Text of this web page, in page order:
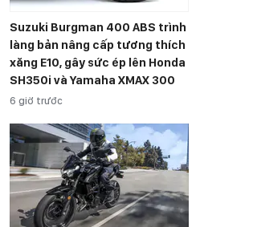
Suzuki Burgman 400 ABS trình
làng bản nâng cấp tương thích
xăng E10, gây sức ép lên Honda
SH350i và Yamaha XMAX 300
6 giờ trước